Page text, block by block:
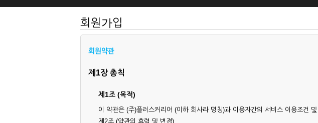
회원가입
회원약관
제1장 총칙
제1조 (목적)
이 약관은 (주)플러스커리어 (이하 회사라 명칭)과 이용자간의 서비스 이용조건
제2조 (약관의 효력 및 변경)